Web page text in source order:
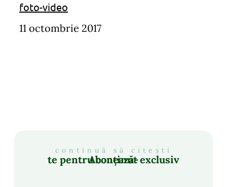
foto-video
11 octombrie 2017
continuă să citești
Abonează-te pentru conținut exclusiv